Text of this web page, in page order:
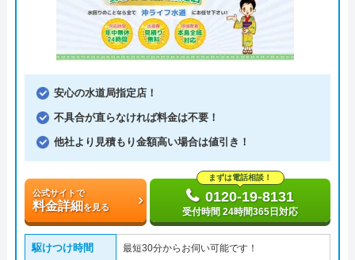
安心の水道局指定店！
不具合が直らなければ料金は不要！
他社より見積もり金額高い場合は値引き！
公式サイトで
料金詳細を見る
まずは電話相談！
0120-19-8131
受付時間 24時間365日対応
駆けつけ時間 最短30分からお伺い可能です！